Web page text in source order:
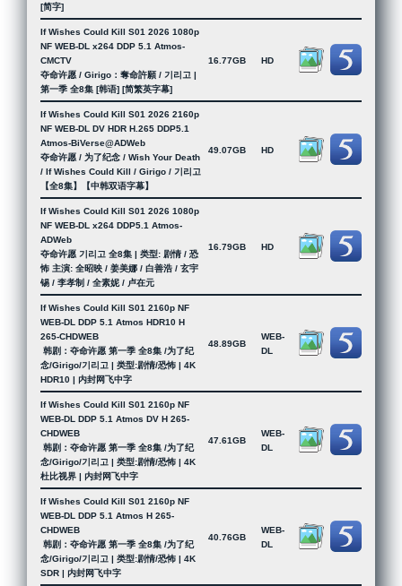
[简字]
If Wishes Could Kill S01 2026 1080p
NF WEB-DL x264 DDP 5.1 Atmos-
CMCTV
夺命许愿 / Girigo：奪命許願 / 기리고 |
第一季 全8集 [韩语] [简繁英字幕]
16.77GB HD
If Wishes Could Kill S01 2026 2160p
NF WEB-DL DV HDR H.265 DDP5.1
Atmos-BiVerse@ADWeb
夺命许愿 / 为了纪念 / Wish Your Death
/ If Wishes Could Kill / Girigo / 기리고
【全8集】【中韩双语字幕】
49.07GB HD
If Wishes Could Kill S01 2026 1080p
NF WEB-DL x264 DDP5.1 Atmos-
ADWeb
夺命许愿 기리고 全8集 | 类型: 剧情 / 恐
怖 主演: 全昭映 / 姜美娜 / 白善浩 / 玄宇
锡 / 李孝制 / 全素妮 / 卢在元
16.79GB HD
If Wishes Could Kill S01 2160p NF
WEB-DL DDP 5.1 Atmos HDR10 H
265-CHDWEB
韩剧：夺命许愿 第一季 全8集 /为了纪
念/Girigo/기리고 | 类型:剧情/恐怖 | 4K
HDR10 | 内封网飞中字
48.89GB
WEB-
DL
If Wishes Could Kill S01 2160p NF
WEB-DL DDP 5.1 Atmos DV H 265-
CHDWEB
韩剧：夺命许愿 第一季 全8集 /为了纪
念/Girigo/기리고 | 类型:剧情/恐怖 | 4K
杜比视界 | 内封网飞中字
47.61GB
WEB-
DL
If Wishes Could Kill S01 2160p NF
WEB-DL DDP 5.1 Atmos H 265-
CHDWEB
韩剧：夺命许愿 第一季 全8集 /为了纪
念/Girigo/기리고 | 类型:剧情/恐怖 | 4K
SDR | 内封网飞中字
40.76GB
WEB-
DL